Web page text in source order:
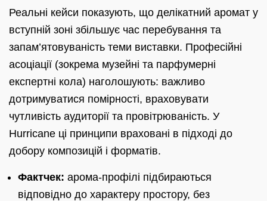
Реальні кейси показують, що делікатний аромат у
вступній зоні збільшує час перебування та
запам’ятовуваність теми виставки. Професійні
асоціації (зокрема музейні та парфумерні
експертні кола) наголошують: важливо
дотримуватися помірності, враховувати
чутливість аудиторії та провітрюваність. У
Hurricane ці принципи враховані в підході до
добору композицій і форматів.
Фактчек: арома-профілі підбираються
відповідно до характеру простору, без